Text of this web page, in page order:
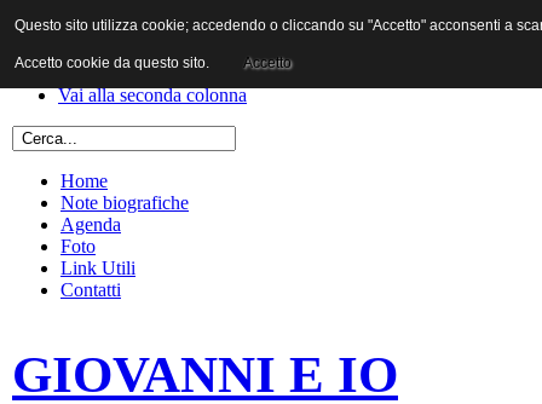
Vai al contenuto
Vai alla prima colonna
Vai alla seconda colonna
Home
Note biografiche
Agenda
Foto
Link Utili
Contatti
GIOVANNI E IO
Questo sito utilizza cookie; accedendo o cliccando su "Accetto" acconsenti a
Accetto cookie da questo sito. Accetto